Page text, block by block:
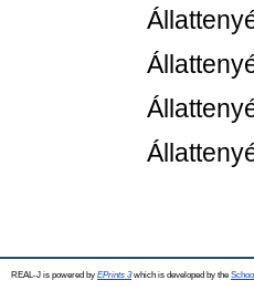
REAL-J is powered by EPrints 3which is developed by the